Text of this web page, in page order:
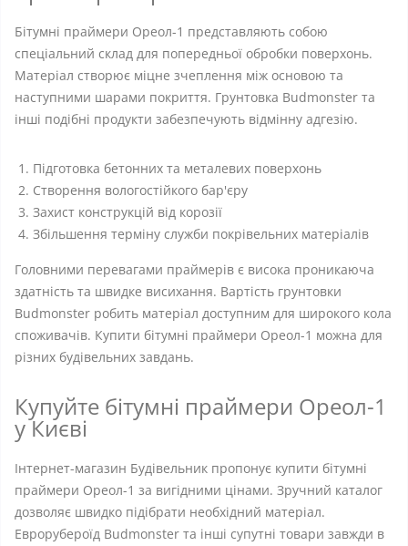
Бітумні праймери Ореол-1 представляють собою
спеціальний склад для попередньої обробки поверхонь.
Матеріал створює міцне зчеплення між основою та
наступними шарами покриття. Грунтовка Budmonster та
інші подібні продукти забезпечують відмінну адгезію.
Підготовка бетонних та металевих поверхонь
Створення вологостійкого бар'єру
Захист конструкцій від корозії
Збільшення терміну служби покрівельних матеріалів
Головними перевагами праймерів є висока проникаюча
здатність та швидке висихання. Вартість грунтовки
Budmonster робить матеріал доступним для широкого кола
споживачів. Купити бітумні праймери Ореол-1 можна для
різних будівельних завдань.
Купуйте бітумні праймери Ореол-1
у Києві
Інтернет-магазин Будівельник пропонує купити бітумні
праймери Ореол-1 за вигідними цінами. Зручний каталог
дозволяє швидко підібрати необхідний матеріал.
Еврорубероїд Budmonster та інші супутні товари завжди в